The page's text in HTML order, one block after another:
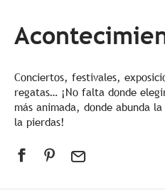
Conciertos, festivales,
regatas… ¡No falta donde
más animada, donde abunda
la pierdas!